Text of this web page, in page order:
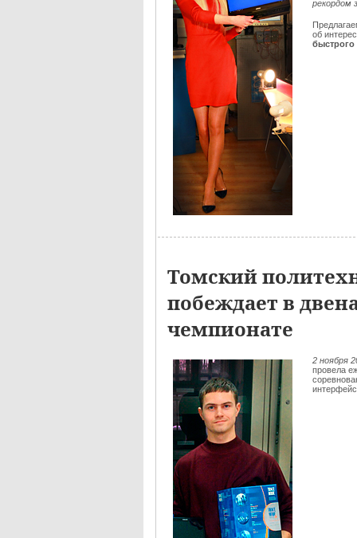
рекордом
об
быстрого
Томский
побеждает в
чемпионате
2 ноября
провела